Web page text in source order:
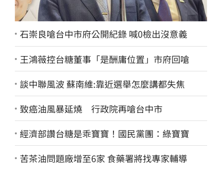
石崇良嗆台中市府公開紀錄 喊0檢出沒意義
王鴻薇控台糖董事「是酬庸位置」市府回嗆
談中聯風波 蘇南維:靠近選舉怎麼講都失焦
致癌油風暴延燒 行政院再嗆台中市
經濟部讚台糖是乖寶寶！國民黨團：綠寶寶
苦茶油問題廠增至6家 食藥署將找專家輔導